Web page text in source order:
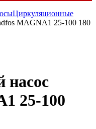
Циркуляционные
MAGNA1 25-100 180
25-100